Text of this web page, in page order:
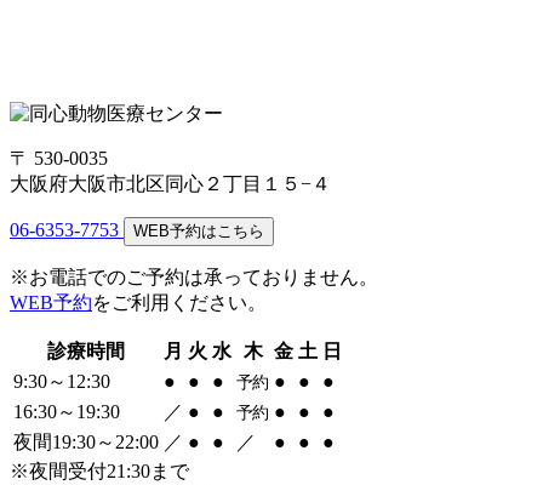
〒 530-0035
大阪府大阪市北区同心２丁目１５−４
06-6353-7753 WEB予約はこちら
※お電話でのご予約は承っておりません。
WEB予約をご利用ください。
診療時間 月 火 水 木 金 土 日
9:30～12:30
● ● ● 予約 ● ●
●
16:30～19:30
／ ● ● 予約 ● ●
●
夜間19:30～22:00 ／ ● ● ／ ● ●
●
※夜間受付21:30まで